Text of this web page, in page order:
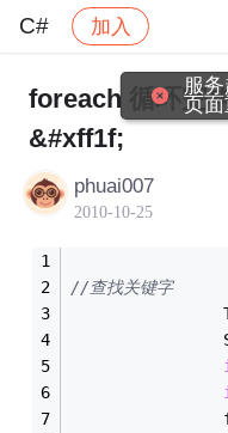
C# 加入
社区 C# 帖子详
foreach 循环完
&#xff1f;
phuai007
2010-10-25
//查找关键字
服
页